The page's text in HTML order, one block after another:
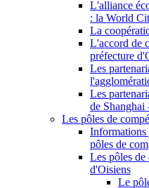
L'alliance
: la World
La
L'accord de
préfecture
Les
Les
de
Les pôles de
Informations
pôles de
Les pôles
d'Oisiens
Le